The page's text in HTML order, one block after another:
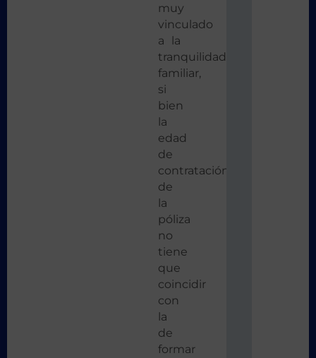
muy
vinculado
a la
tranquilidad
familiar,
si
bien
la
edad
de
contratación
de
la
póliza
no
tiene
que
coincidir
con
la
de
formar